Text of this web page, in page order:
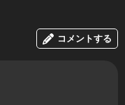
コメントする